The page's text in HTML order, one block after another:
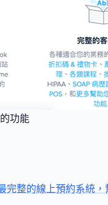
功能
完整的線上預約系統